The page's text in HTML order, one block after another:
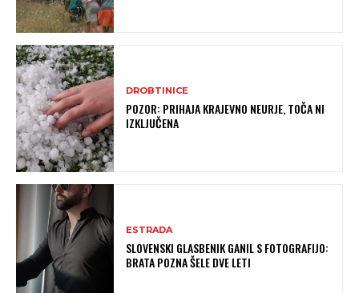
DROBTINICE
POZOR: PRIHAJA KRAJEVNO NEURJE, TOČA NI
IZKLJUČENA
ESTRADA
SLOVENSKI GLASBENIK GANIL S FOTOGRAFIJO:
BRATA POZNA ŠELE DVE LETI